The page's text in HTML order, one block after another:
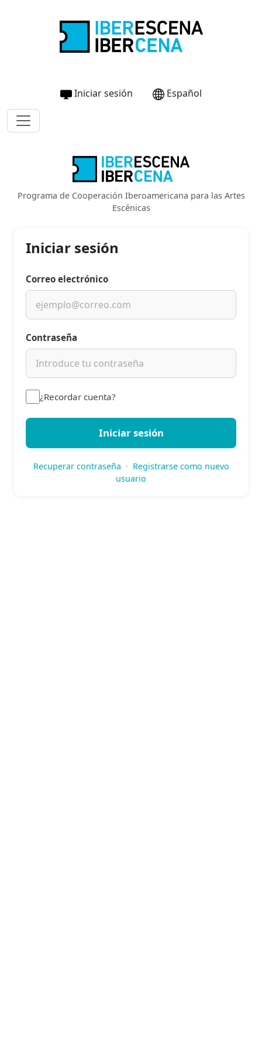
Iniciar sesión Español
Programa de Cooperación Iberoamericana para las Artes
Escénicas
Iniciar sesión
Correo electrónico
Contraseña
¿Recordar cuenta?
Iniciar sesión
Recuperar contraseña · Registrarse como nuevo
usuario